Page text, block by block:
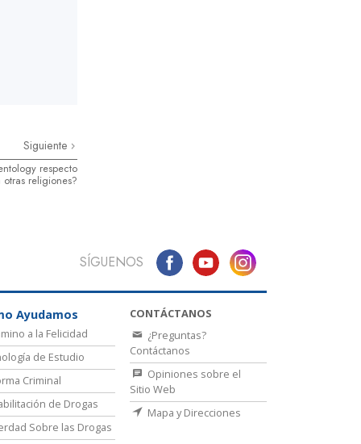
Siguiente
respecto
otras religiones?
SÍGUENOS
Ayudamos
a la Felicidad
de Estudio
Criminal
de Drogas
Sobre las Drogas
CONTÁCTANOS
¿Preguntas?
Contáctanos
Opiniones sobre el
Sitio Web
Mapa y Direcciones